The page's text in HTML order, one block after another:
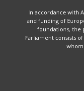
In accordance with
and funding of
foundations, the
Parliament consists
whom